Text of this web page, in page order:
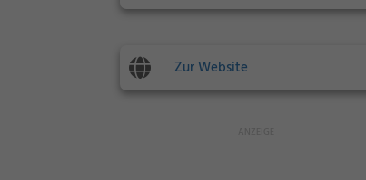
Zur Website